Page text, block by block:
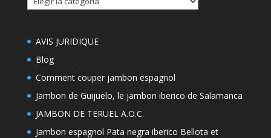
thémes
AVIS JURIDIQUE
Blog
Comment couper jambon espagnol
Jambon de Guijuelo, le jambon iberico de Salamanca
JAMBON DE TERUEL A.O.C.
Jambon espagnol Pata negra iberico Bellota et